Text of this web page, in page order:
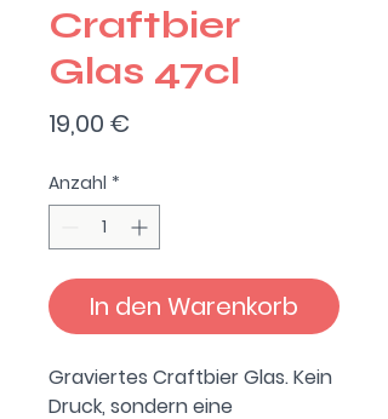
Craftbier
Glas 47cl
19,00 €
Anzahl *
In den Warenkorb
Graviertes Craftbier Glas. Kein
Druck, sondern eine